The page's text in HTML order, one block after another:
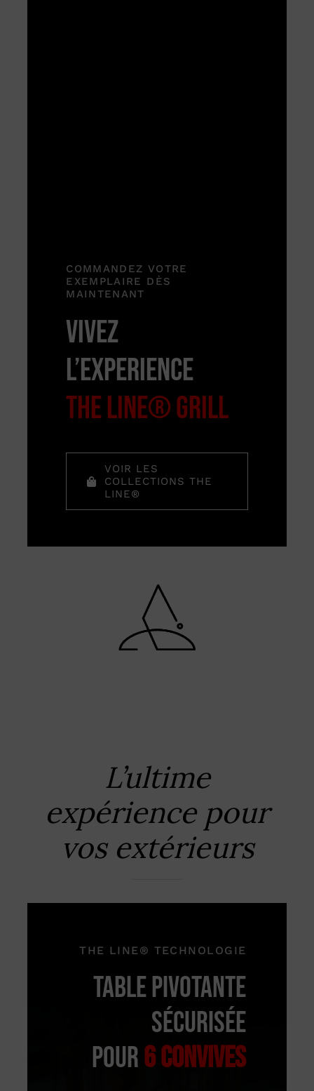
COMMANDEZ VOTRE
EXEMPLAIRE DÈS
MAINTENANT
VIVEZ
L’EXPERIENCE
THE LINE® GRILL
VOIR LES
COLLECTIONS THE
LINE®
L’ultime
expérience pour
vos extérieurs
THE LINE® TECHNOLOGIE
TABLE PIVOTANTE
SÉCURISÉE
POUR6 CONVIVES